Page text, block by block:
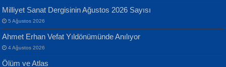
ATİLLA ÖZEN
Sultan Olmadan Önce Eyüp...
Banu Sancak
Defterimden İçeri...
Milliyet Sanat Dergisinin Ağustos 2026 Sayısı
5 Ağustos 2026
Ahmet Erhan Vefat Yıldönümünde Anılıyor
4 Ağustos 2026
Ölüm ve Atlas